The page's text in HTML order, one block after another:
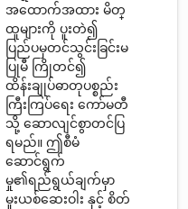
အထောက်အထား မိတ္
ထူများကို ပူးတဲ၍
ပြည်ပမှတင်သွင်းခြင်းမ
ပြုမီ ကြိုတင်၍
ထိန်းချုပ်ဓာတုပစ္စည်း
ကြီးကြပ်ရေး ကော်မတီ
သို့ ဆောလျင်စွာတင်ပြ
ရမည်။ ဤစီမံ
ဆောင်ရွက်
မှု၏ရည်ရွယ်ချက်မှာ
မူးယစ်ဆေးဝါး နှင့် စိတ်